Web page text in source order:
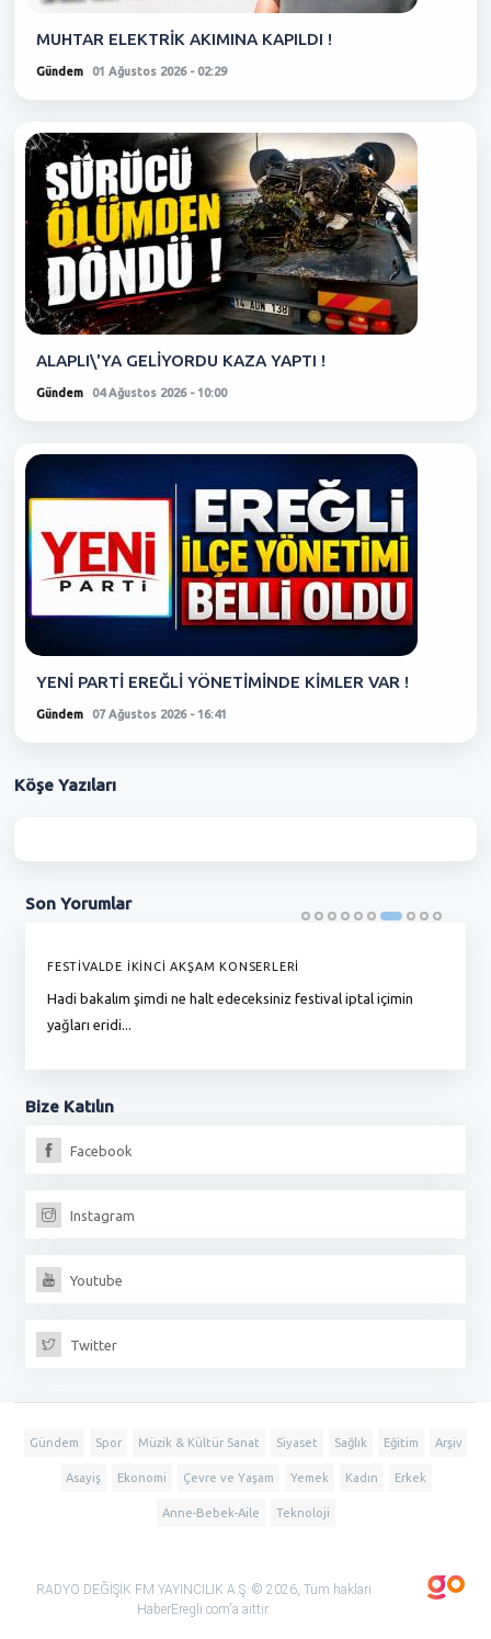
MUHTAR ELEKTRİK AKIMINA KAPILDI !
Gündem 01 Ağustos 2026 - 02:29
ALAPLI\'YA GELİYORDU KAZA YAPTI !
Gündem 04 Ağustos 2026 - 10:00
YENİ PARTİ EREĞLİ YÖNETİMİNDE KİMLER VAR !
Gündem 07 Ağustos 2026 - 16:41
Köşe Yazıları
Son Yorumlar
FESTİVALDE İKİNCİ AKŞAM KONSERLERİ
Hadi bakalım şimdi ne halt edeceksiniz festival iptal içimin
yağları eridi...
Bize Katılın
Facebook
Instagram
Youtube
Twitter
Gündem Spor Müzik & Kültür Sanat Siyaset Sağlık Eğitim Arşiv
Asayiş Ekonomi Çevre ve Yaşam Yemek Kadın Erkek
Anne-Bebek-Aile Teknoloji
RADYO DEĞİŞİK FM YAYINCILIK A.Ş. © 2026, Tüm hakları
HaberEregli.com'a aittir.